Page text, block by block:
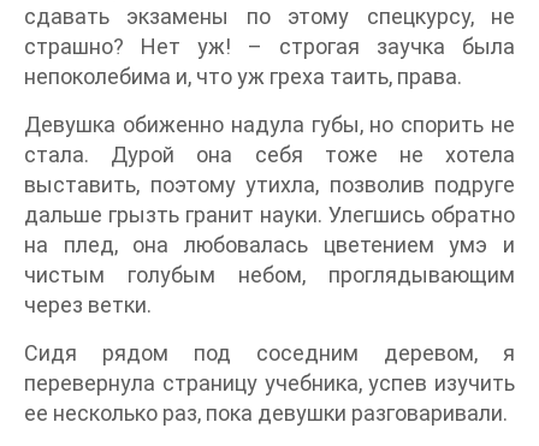
сдавать экзамены по этому спецкурсу, не
страшно? Нет уж! – строгая заучка была
непоколебима и, что уж греха таить, права.
Девушка обиженно надула губы, но спорить не
стала. Дурой она себя тоже не хотела
выставить, поэтому утихла, позволив подруге
дальше грызть гранит науки. Улегшись обратно
на плед, она любовалась цветением умэ и
чистым голубым небом, проглядывающим
через ветки.
Сидя рядом под соседним деревом, я
перевернула страницу учебника, успев изучить
ее несколько раз, пока девушки разговаривали.